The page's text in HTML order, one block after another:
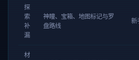
探
索
补
漏
神瞳、宝箱、地图标记与罗
盘路线
新
材